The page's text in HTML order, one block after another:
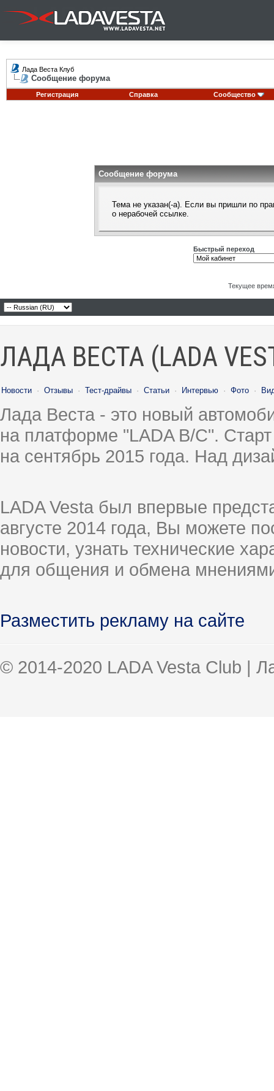
Лада Веста Клуб
Сообщение форума
Регистрация Справка Сообщество
Сообщение форума
Тема не указан(-а). Если вы пришли по
о нерабочей ссылке.
Быстрый переход
Текущее
ЛАДА ВЕСТА (LADA
Новости · Отзывы · Тест-драйвы · Статьи · Интервью · Фото ·
Лада Веста - это новый
на платформе "LADA B/C".
на сентябрь 2015 года. Над
LADA Vesta был впервые
августе 2014 года, Вы можете
новости, узнать технические
для общения и обмена
Разместить рекламу на сайте
© 2014-2020 LADA Vesta Club |